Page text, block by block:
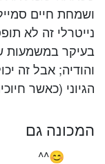
ושמחת חיים
נייטרלי זה לא
בעיקר במשמעות
והודיה; אבל זה
הגיוני (כאשר
המכונה גם
😊
^^